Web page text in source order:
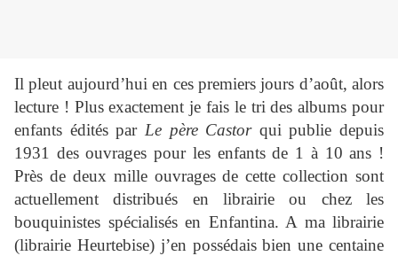
Il pleut aujourd’hui en ces premiers jours d’août, alors
lecture ! Plus exactement je fais le tri des albums pour
enfants édités par Le père Castorqui publie depuis
1931 des ouvrages pour les enfants de 1 à 10 ans !
Près de deux mille ouvrages de cette collection sont
actuellement distribués en librairie ou chez les
bouquinistes spécialisés en Enfantina. A ma librairie
(librairie Heurtebise) j’en possédais bien une centaine